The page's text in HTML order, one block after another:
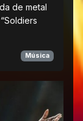
de metal
Música